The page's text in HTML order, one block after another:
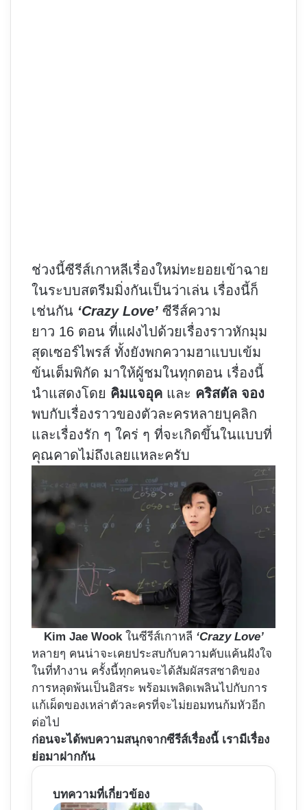
ช่วงนี้ซีรีส์เกาหลีเรื่องใหม่ทะยอยเข้าฉาย
ในระบบสตรีมมิ่งกันเป็นว่าเล่น เรื่องนี้ก็
เช่นกัน ‘Crazy Love’ ซีรีส์ความ
ยาว 16 ตอน ที่แฝงไปด้วยเรื่องราวหักมุม
สุดเซอร์ไพรส์ ทั้งยังพกความฮาแบบเข้ม
ข้นเต็มพิกัด มาให้ผู้ชมในทุกตอน เรื่องนี้
นำแสดงโดย คิมแจอุค และ คริสตัล จอง
พบกับเรื่องราวของตัวละครหลายบุคลิก
และเรื่องรัก ๆ ใคร่ ๆ ที่จะเกิดขึ้นในแบบที่
คุณคาดไม่ถึงเลยแหละครับ
Kim Jae Wookในซีรีส์เกาหลี ‘Crazy Love’
หลายๆ คนน่าจะเคยประสบกับความคับแค้นฝังใจ
ในที่ทำงาน ครั้งนี้ทุกคนจะได้สัมผัสรสชาติของ
การหลุดพ้นเป็นอิสระ พร้อมเพลิดเพลินไปกับการ
แก้เผ็ดของเหล่าตัวละครที่จะไม่ยอมทนก้มหัวอีก
ต่อไป
ก่อนจะได้พบความสนุกจากซีรีส์เรื่องนี้ เรามีเรื่อง
ย่อมาฝากกัน
บทความที่เกี่ยวข้อง